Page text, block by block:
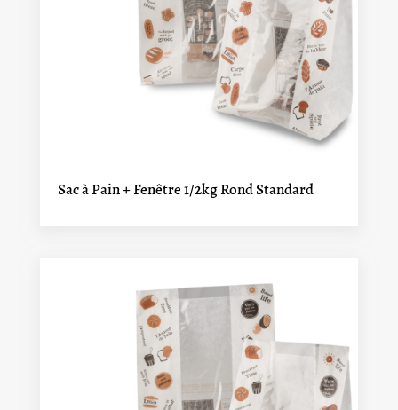
Sac à Pain + Fenêtre 1/2kg Rond Standard